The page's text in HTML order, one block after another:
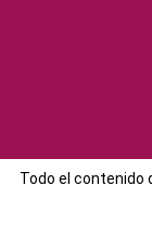
Todo el contenido